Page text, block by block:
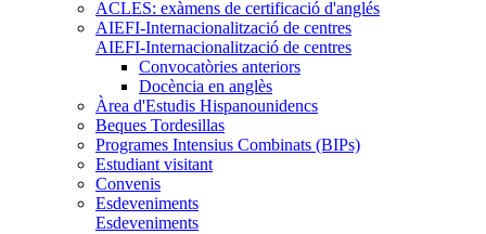
ACLES: exàmens de certificació d'anglés
AIEFI-Internacionalització de centres
AIEFI-Internacionalització de centres
Convocatòries anteriors
Docència en anglès
Àrea d'Estudis Hispanounidencs
Beques Tordesillas
Programes Intensius Combinats (BIPs)
Estudiant visitant
Convenis
Esdeveniments
Esdeveniments